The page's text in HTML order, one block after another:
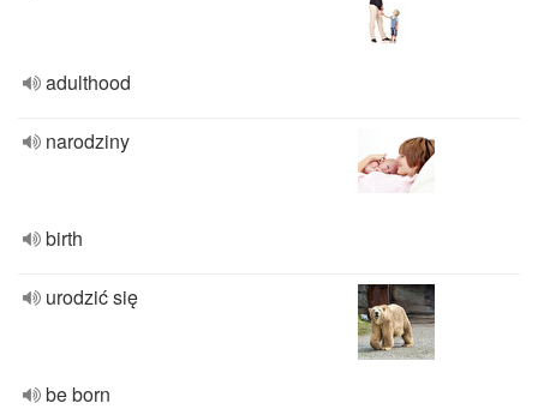
adulthood
narodziny
birth
urodzić się
be born